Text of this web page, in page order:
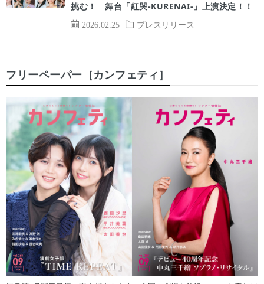
2026.02.25 プレスリリース
挑む！ 舞台「紅哭-KURENAI-」上演決定！！
フリーペーパー［カンフェティ］